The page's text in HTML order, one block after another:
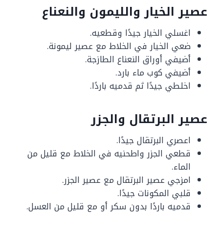
عصير الخيار والليمون والنعناع
اغسلي الخيار جيدًا وقطعيه.
ضعي الخيار في الخلاط مع عصير ليمونة.
أضيفي أوراق النعناع الطازجة.
أضيفي كوب ماء بارد.
اخلطي جيدًا ثم قدميه باردًا.
عصير البرتقال والجزر
اعصري البرتقال جيدًا.
قطعي الجزر واطحنيه في الخلاط مع قليل من
الماء.
امزجي عصير البرتقال مع عصير الجزر.
قلبي المكونات جيدًا.
قدميه باردًا بدون سكر أو مع قليل من العسل.